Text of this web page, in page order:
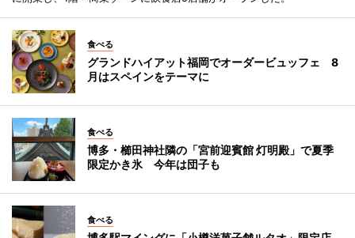
食べる
グランドハイアット福岡でオーダービュッフェ 8
月はスペインをテーマに
食べる
博多・櫛田神社隣の「宮前迎賓館 灯明殿」で夏季
限定かき氷 今年は団子も
食べる